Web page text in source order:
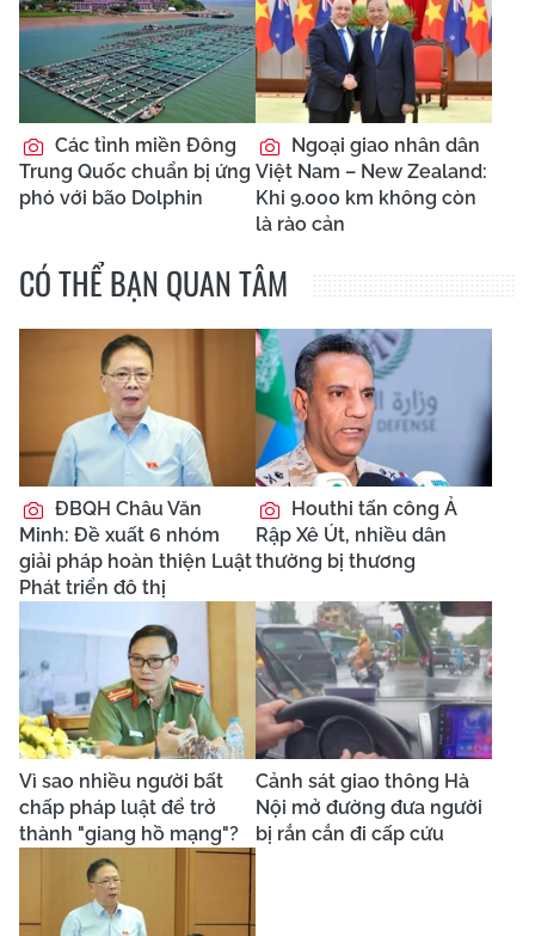
Các tỉnh miền Đông
Trung Quốc chuẩn bị ứng
phó với bão Dolphin
Ngoại giao nhân dân
Việt Nam – New Zealand:
Khi 9.000 km không còn
là rào cản
CÓ THỂ BẠN QUAN TÂM
ĐBQH Châu Văn
Minh: Đề xuất 6 nhóm
giải pháp hoàn thiện Luật
Phát triển đô thị
Houthi tấn công Ả
Rập Xê Út, nhiều dân
thường bị thương
Vì sao nhiều người bất
chấp pháp luật để trở
thành "giang hồ mạng"?
Cảnh sát giao thông Hà
Nội mở đường đưa người
bị rắn cắn đi cấp cứu